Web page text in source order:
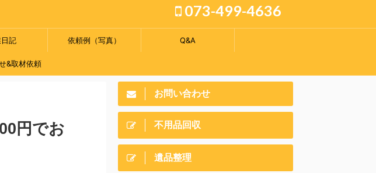
073-499-4636
記 依頼例（写真） Q&A
&取材依頼
円でお
お問い合わせ
不用品回収
遺品整理